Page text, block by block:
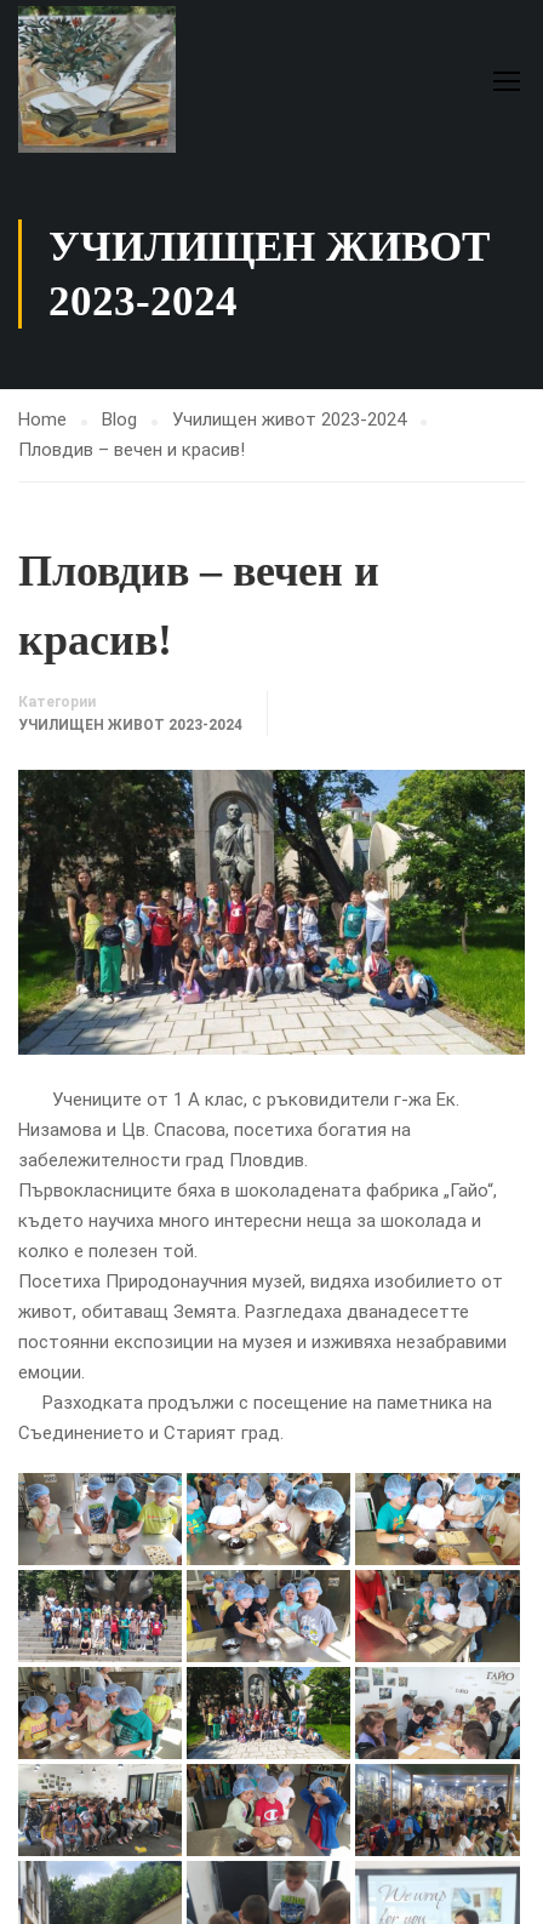
УЧИЛИЩЕН ЖИВОТ
2023-2024
Home Blog
Училищен живот 2023-2024
Пловдив – вечен и красив!
Пловдив – вечен и
красив!
Категории
УЧИЛИЩЕН ЖИВОТ 2023-2024
‌ Учениците от 1 А клас, с ръковидители г-жа Ек.
Низамова и Цв. Спасова, посетиха богатия на
забележителности град Пловдив.
Първокласниците бяха в шоколадената фабрика „Гайо“,
където научиха много интересни неща за шоколада и
колко е полезен той.
Посетиха Природонаучния музей, видяха изобилието от
живот, обитаващ Земята. Разгледаха дванадесетте
постоянни експозиции на музея и изживяха незабравими
емоции.
‌ Разходката продължи с посещение на паметника на
Съединението и Старият град.